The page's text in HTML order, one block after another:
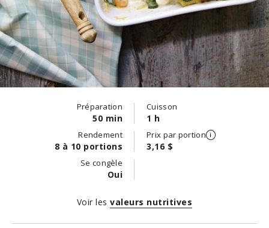
Préparation
50 min
Cuisson
1 h
Rendement
8 à 10 portions
Prix par portion
3,16 $
Se congèle
Oui
Voir les valeurs nutritives